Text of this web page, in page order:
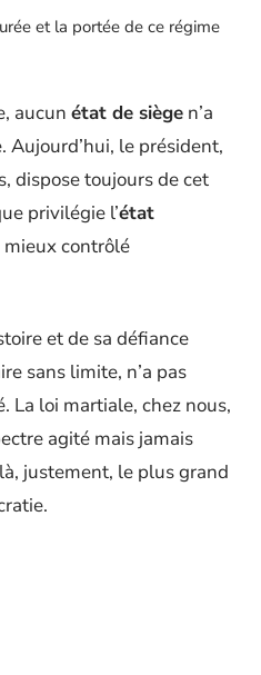
et la portée de ce régime
aucun état de siège n’a
le président,
dispose toujours de cet
privilégie l’état
contrôlé
et de sa défiance
sans limite, n’a pas
La loi martiale, chez nous,
agité mais jamais
justement, le plus grand